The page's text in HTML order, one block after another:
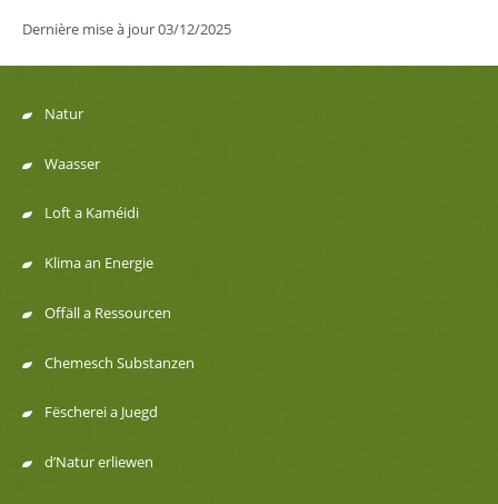
Dernière mise à jour03/12/2025
Menu
de
navigation
Natur
Waasser
Loft a Kaméidi
Klima an Energie
Offäll a Ressourcen
Chemesch Substanzen
Fëscherei a Juegd
d’Natur erliewen